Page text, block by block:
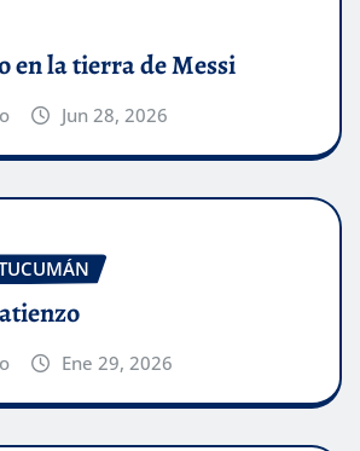
en la tierra de Messi
Jun 28, 2026
Ene 29, 2026